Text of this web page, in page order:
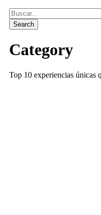
Category
Top 10 experiencias únicas